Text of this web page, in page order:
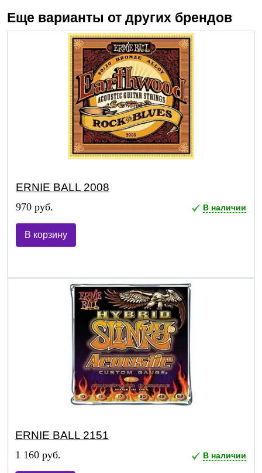
Еще варианты от других брендов
ERNIE BALL 2008
970 руб. В наличии
В корзину
ERNIE BALL 2151
1 160 руб. В наличии